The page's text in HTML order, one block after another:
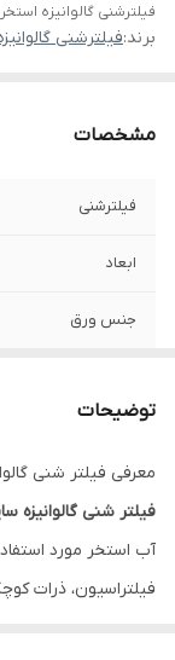
فیلترشنی گالوانیزه استخری
برند:فیلترشنی
مشخصات
فیلترشنی
ابعاد
جنس ورق
توضیحات
معرفی فیلتر شنی گالوانیزه
فیلتر شنی گالوانیزه سایز
آب استخر مورد
فیلتراسیون، ذرات